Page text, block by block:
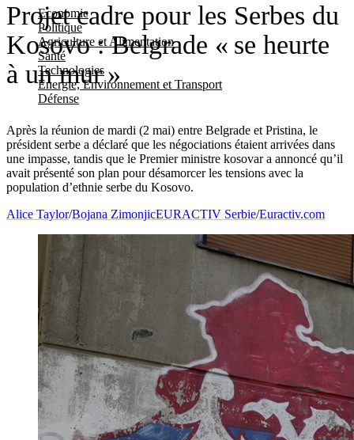
Economie
Politique
Agriculture et Alimentation
Santé
Technologies
Energie, Environnement et Transport
Défense
Projet cadre pour les Serbes du
Kosovo : Belgrade « se heurte
à un mur »
Après la réunion de mardi (2 mai) entre Belgrade et Pristina, le
président serbe a déclaré que les négociations étaient arrivées dans
une impasse, tandis que le Premier ministre kosovar a annoncé qu’il
avait présenté son plan pour désamorcer les tensions avec la
population d’ethnie serbe du Kosovo.
Alice Taylor/Bojana ZimonjicEURACTIV Serbie/Euractiv.com